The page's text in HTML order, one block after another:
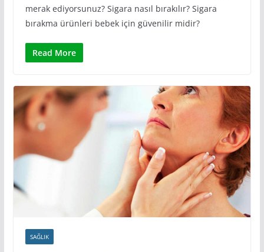
merak ediyorsunuz? Sigara nasıl bırakılır? Sigara
bırakma ürünleri bebek için güvenilir midir?
Read More
SAĞLIK